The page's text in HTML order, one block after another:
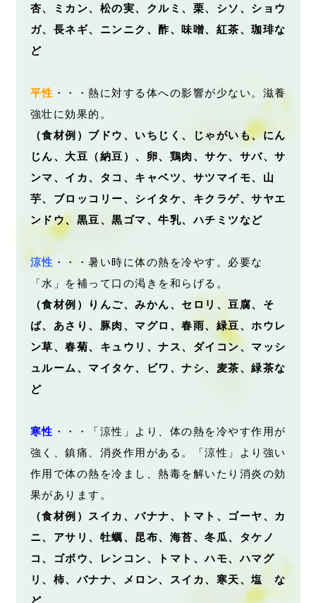
杏、
ミカン、松の実、クルミ、栗、シソ、ショウ
ガ、長ネギ、ニンニク、 酢、味噌、紅茶、珈琲な
ど
平性 ・・・熱に対する体への影響が少ない。滋養
強壮に効果的。
（食材例）ブドウ、いちじく、じゃがいも、にん
じん、大豆（納豆）、卵、鶏肉、サケ、サバ、サ
ンマ、イカ、タコ、キャベツ、サツマイモ、山
芋、ブロッコリー、シイタケ、キクラゲ、サヤエ
ンドウ、黒豆、黒ゴマ、牛乳、ハチミツなど
涼性 ・・・暑い時に体の熱を冷やす。必要な
「水」を補って口の渇きを和らげる。
（食材例）りんご、みかん、セロリ、豆腐、そ
ば、あさり、豚肉、マグロ、春雨、緑豆、ホウレ
ン草、春菊、キュウリ、ナス、ダイコン、マッシ
ュルーム、マイタケ、ビワ、ナシ、麦茶、緑茶な
ど
寒性 ・・・「涼性」より、体の熱を冷やす作用が
強く、鎮痛、消炎作用がある。「涼性」より強い
作用で体の熱を冷まし、熱毒を解いたり消炎の効
果があります。
（食材例）スイカ、バナナ、トマト、ゴーヤ、カ
ニ、アサリ、牡蠣、昆布、海苔、冬瓜、タケノ
コ、ゴボウ、レンコン、トマト、ハモ、ハマグ
リ、柿、バナナ、メロン、スイカ、寒天、塩 な